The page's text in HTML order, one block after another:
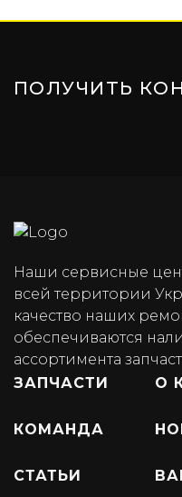
ПОЛУЧИТЬ
Наши сервисные
всей территории
качество наших
обеспечиваются
ассортимента
ЗАПЧАСТИ
О
КОМАНДА
СТАТЬИ